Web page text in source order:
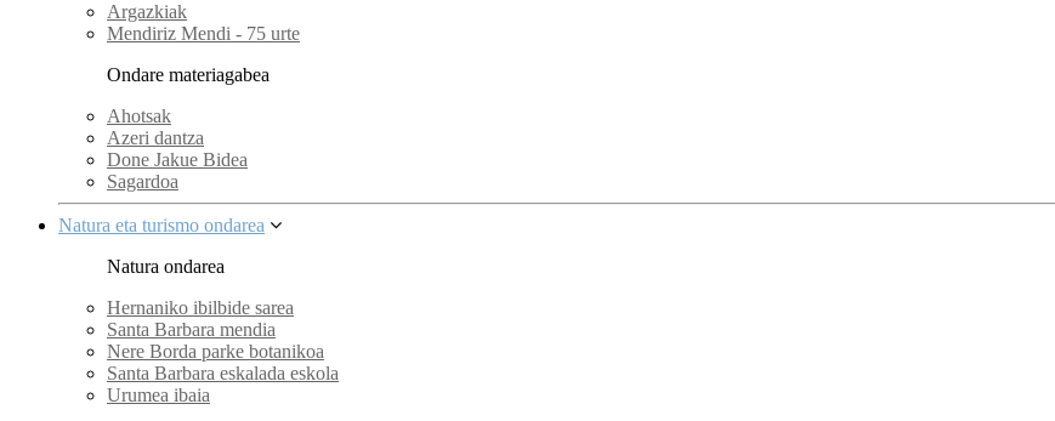
Argazkiak
Mendiriz Mendi - 75 urte
Ondare materiagabea
Ahotsak
Azeri dantza
Done Jakue Bidea
Sagardoa
Natura eta turismo ondarea
Natura ondarea
Hernaniko ibilbide sarea
Santa Barbara mendia
Nere Borda parke botanikoa
Santa Barbara eskalada eskola
Urumea ibaia